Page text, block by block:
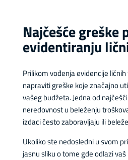
Najčešće greške
evidentiranju
Prilikom vođenja evidencije
napraviti greške koje značajno
vašeg budžeta. Jedna od
neredovnost u beleženju
izdaci često zaboravljaju ili
Ukoliko ste nedosledni u svom
jasnu sliku o tome gde odlazi vaš